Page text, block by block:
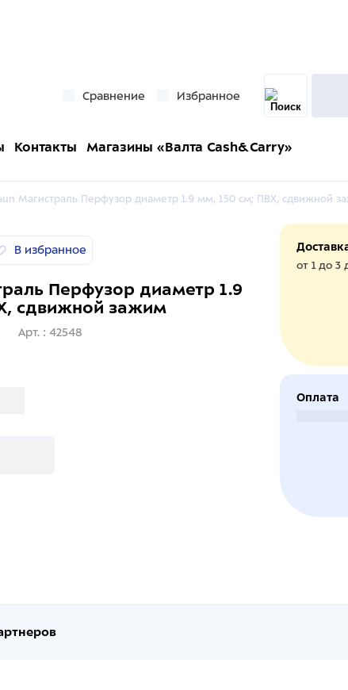
Сравнение Избранное
Контакты Магазины «Валта Cash&Carry»
Магистраль Перфузор диаметр 1.9 мм, 150 см; ПВХ, сдвижной
В избранное
Перфузор диаметр 1.9
сдвижной зажим
Арт. : 42548
от 1 до 3
Оплата